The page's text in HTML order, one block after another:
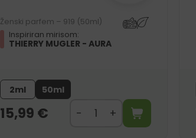
Ženski parfem – 919 (50ml)
Inspiriran mirisom:
THIERRY MUGLER - AURA
2ml 50ml
15,99 €